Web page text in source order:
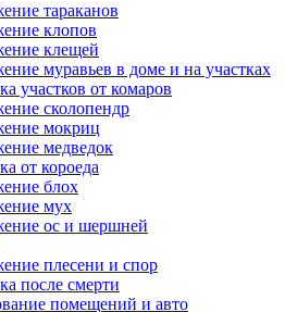
тараканов
клопов
клещей
муравьев в доме и на участках
участков от комаров
сколопендр
мокриц
медведок
от короеда
блох
мух
ос и шершней
плесени и спор
после смерти
помещений и авто